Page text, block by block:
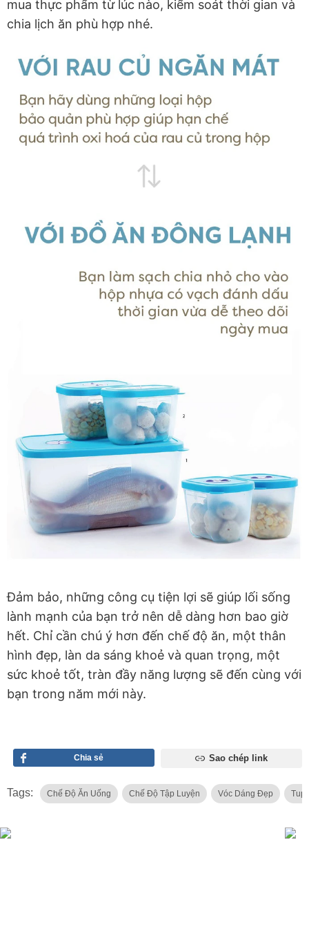
mua thực phẩm từ lúc nào, kiểm soát thời gian và
chia lịch ăn phù hợp nhé.
Đảm bảo, những công cụ tiện lợi sẽ giúp lối sống
lành mạnh của bạn trở nên dễ dàng hơn bao giờ
hết. Chỉ cần chú ý hơn đến chế độ ăn, một thân
hình đẹp, làn da sáng khoẻ và quan trọng, một
sức khoẻ tốt, tràn đầy năng lượng sẽ đến cùng với
bạn trong năm mới này.
Chia sẻ Sao chép link
Tags: Chế Độ Ăn Uống Chế Độ Tập Luyện Vóc Dáng Đẹp